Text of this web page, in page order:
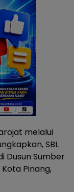
melalui
SBL
Dusun Sumber
Pinang,